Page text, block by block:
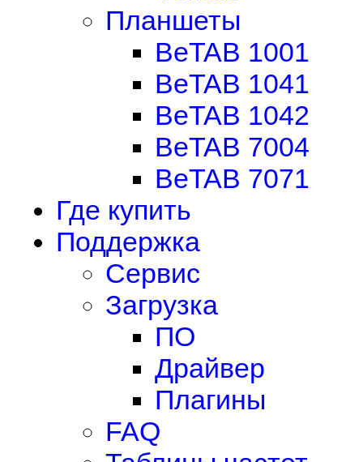
Планшеты
BeTAB 1001
BeTAB 1041
BeTAB 1042
BeTAB 7004
BeTAB 7071
Где купить
Поддержка
Сервис
Загрузка
ПО
Драйвер
Плагины
FAQ